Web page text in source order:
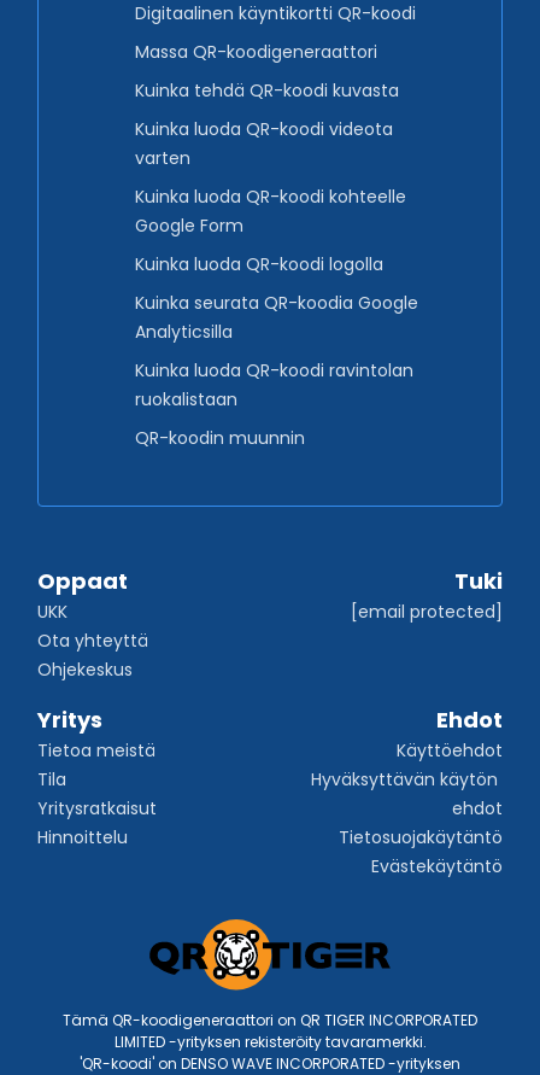
Digitaalinen käyntikortti QR-koodi
Massa QR-koodigeneraattori
Kuinka tehdä QR-koodi kuvasta
Kuinka luoda QR-koodi videota
varten
Kuinka luoda QR-koodi kohteelle
Google Form
Kuinka luoda QR-koodi logolla
Kuinka seurata QR-koodia Google
Analyticsilla
Kuinka luoda QR-koodi ravintolan
ruokalistaan
QR-koodin muunnin
Oppaat
UKK
Ota yhteyttä
Ohjekeskus
Tuki
[email protected]
Yritys
Tietoa meistä
Tila
Yritysratkaisut
Hinnoittelu
Ehdot
Käyttöehdot
Hyväksyttävän käytön
ehdot
Tietosuojakäytäntö
Evästekäytäntö
Tämä QR-koodigeneraattori on QR TIGER INCORPORATED
LIMITED -yrityksen rekisteröity tavaramerkki.
'QR-koodi' on DENSO WAVE INCORPORATED -yrityksen